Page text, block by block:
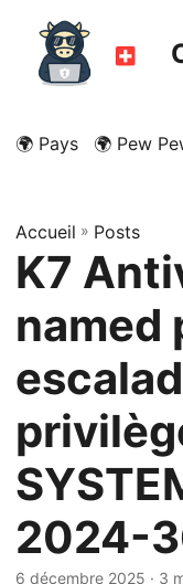
🌍 Pays 🌍 Pew
Accueil » Posts
K7
named
2024-
6 décembre 2025 · 3